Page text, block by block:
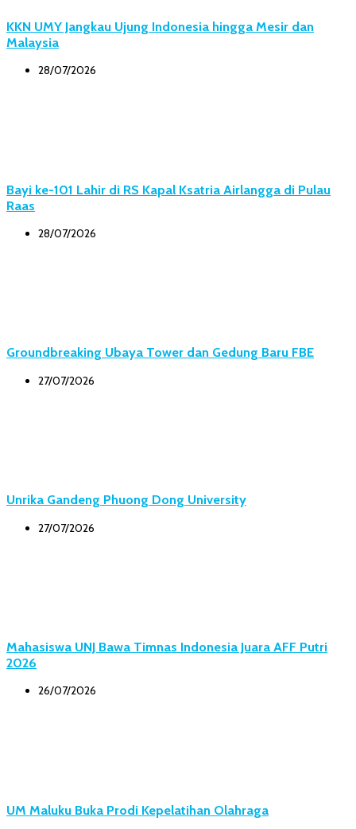
KKN UMY Jangkau Ujung Indonesia hingga Mesir dan
Malaysia
28/07/2026
Bayi ke-101 Lahir di RS Kapal Ksatria Airlangga di Pulau
Raas
28/07/2026
Groundbreaking Ubaya Tower dan Gedung Baru FBE
27/07/2026
Unrika Gandeng Phuong Dong University
27/07/2026
Mahasiswa UNJ Bawa Timnas Indonesia Juara AFF Putri
2026
26/07/2026
UM Maluku Buka Prodi Kepelatihan Olahraga